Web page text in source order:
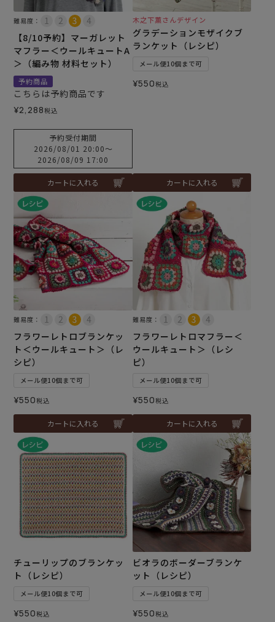
難易度：
【8/10予約】マーガレット
マフラー＜ウールキュートA
＞（編み物 材料セット）
予約商品
こちらは予約商品です
¥2,288税込
予約受付期間
2026/08/01 20:00〜
2026/08/09 17:00
カートに入れる
木之下薫さんデザイン
グラデーションモザイクブ
ランケット（レシピ）
メール便10個まで可
¥550税込
カートに入れる
難易度：
フラワーレトロブランケッ
ト＜ウールキュート＞（レ
シピ）
メール便10個まで可
¥550税込
カートに入れる
難易度：
フラワーレトロマフラー＜
ウールキュート＞（レシ
ピ）
メール便10個まで可
¥550税込
カートに入れる
チューリップのブランケッ
ト（レシピ）
メール便10個まで可
¥550税込
ビオラのボーダーブランケ
ット（レシピ）
メール便10個まで可
¥550税込